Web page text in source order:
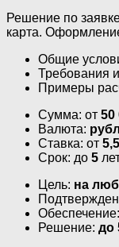
Решение по
карта.
Общие
Требования
Примеры
Сумма: от 50
Валюта:
Ставка: от
Срок: до 5
Цель: на
Обеспечение:
Решение: до